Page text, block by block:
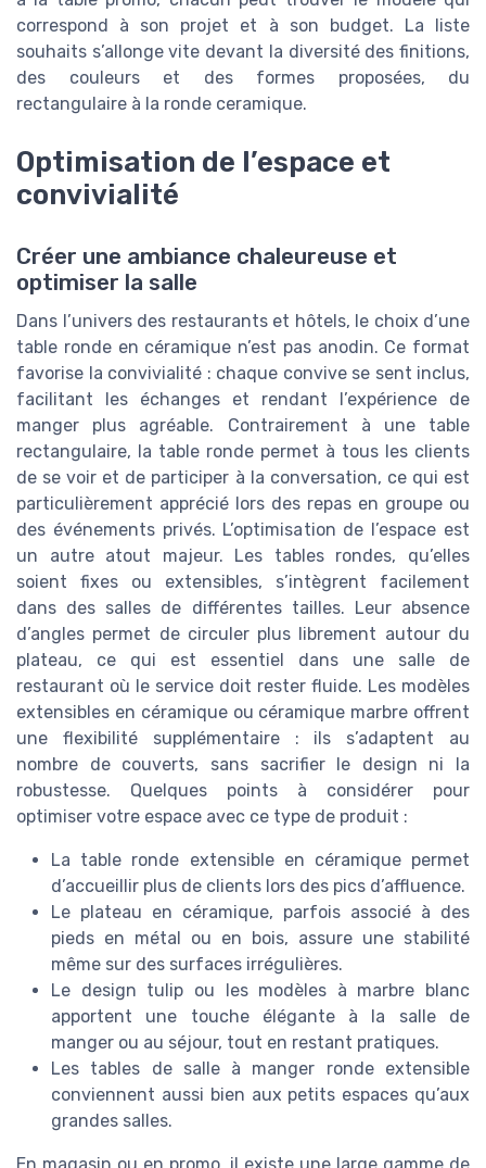
correspond à son projet et à son budget. La liste
souhaits s’allonge vite devant la diversité des finitions,
des couleurs et des formes proposées, du
rectangulaire à la ronde ceramique.
Optimisation de l’espace et
convivialité
Créer une ambiance chaleureuse et
optimiser la salle
Dans l’univers des restaurants et hôtels, le choix d’une
table ronde en céramique n’est pas anodin. Ce format
favorise la convivialité : chaque convive se sent inclus,
facilitant les échanges et rendant l’expérience de
manger plus agréable. Contrairement à une table
rectangulaire, la table ronde permet à tous les clients
de se voir et de participer à la conversation, ce qui est
particulièrement apprécié lors des repas en groupe ou
des événements privés. L’optimisation de l’espace est
un autre atout majeur. Les tables rondes, qu’elles
soient fixes ou extensibles, s’intègrent facilement
dans des salles de différentes tailles. Leur absence
d’angles permet de circuler plus librement autour du
plateau, ce qui est essentiel dans une salle de
restaurant où le service doit rester fluide. Les modèles
extensibles en céramique ou céramique marbre offrent
une flexibilité supplémentaire : ils s’adaptent au
nombre de couverts, sans sacrifier le design ni la
robustesse. Quelques points à considérer pour
optimiser votre espace avec ce type de produit :
La table ronde extensible en céramique permet
d’accueillir plus de clients lors des pics d’affluence.
Le plateau en céramique, parfois associé à des
pieds en métal ou en bois, assure une stabilité
même sur des surfaces irrégulières.
Le design tulip ou les modèles à marbre blanc
apportent une touche élégante à la salle de
manger ou au séjour, tout en restant pratiques.
Les tables de salle à manger ronde extensible
conviennent aussi bien aux petits espaces qu’aux
grandes salles.
En magasin ou en promo, il existe une large gamme de